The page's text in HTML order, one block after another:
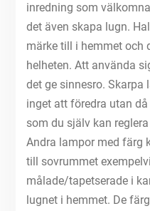
inredning som
det även skapa lugn.
märke till i hemmet och
helheten. Att använda
det ge sinnesro. Skarpa
inget att föredra utan
som du själv kan
Andra lampor med färg
till sovrummet
målade/tapetserade i
lugnet i hemmet. De